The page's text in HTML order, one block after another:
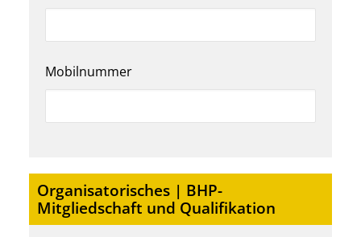
Mobilnummer
Organisatorisches | BHP-
Mitgliedschaft und Qualifikation